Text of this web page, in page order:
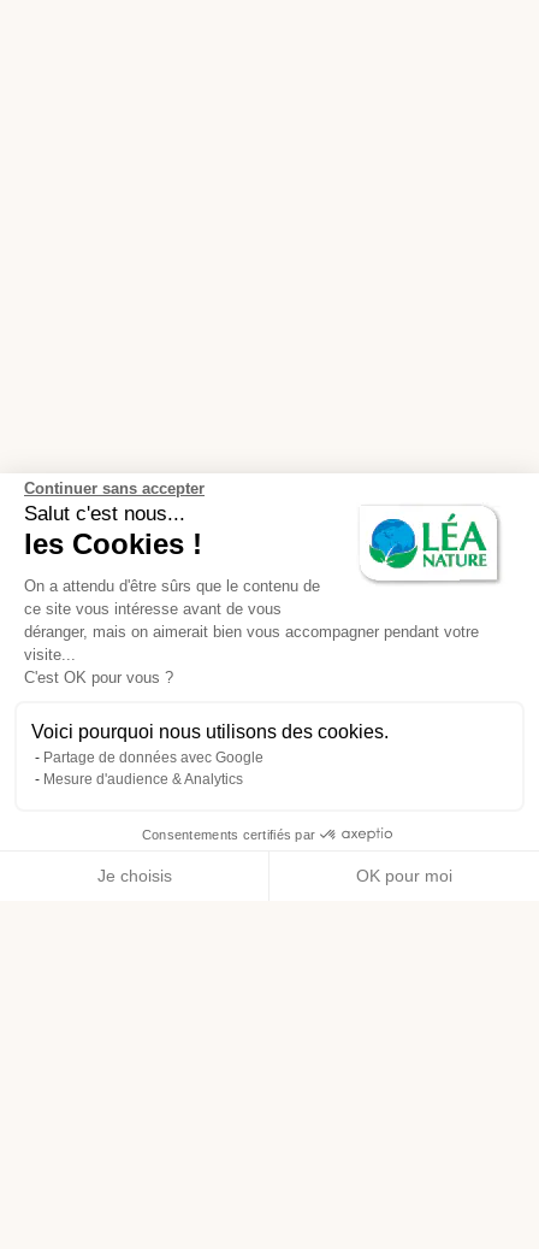
Continuer sans accepter
Salut c'est nous...
les Cookies !
On a attendu d'être sûrs que le contenu de
ce site vous intéresse avant de vous
déranger, mais on aimerait bien vous accompagner pendant votre
visite...
C'est OK pour vous ?
Voici pourquoi nous utilisons des cookies.
Partage de données avec Google
Mesure d'audience & Analytics
Consentements certifiés par
Je choisis OK pour moi